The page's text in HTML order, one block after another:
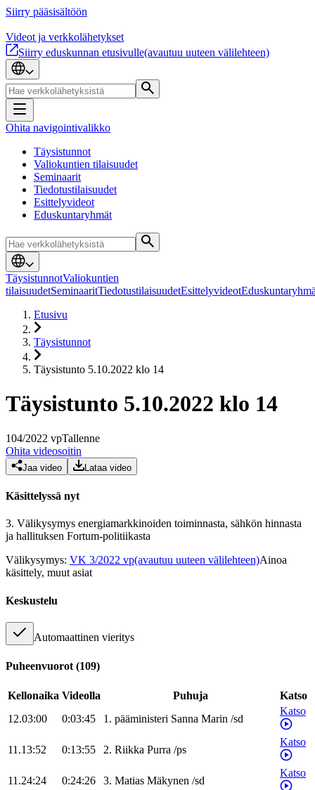
Siirry pääsisältöön
Videot ja verkkolähetykset
Siirry eduskunnan etusivulle(avautuu uuteen välilehteen)
Ohita navigointivalikko
Täysistunnot
Valiokuntien tilaisuudet
Seminaarit
Tiedotustilaisuudet
Esittelyvideot
Eduskuntaryhmät
TäysistunnotValiokuntien
tilaisuudetSeminaaritTiedotustilaisuudetEsittelyvideot
Etusivu
Täysistunnot
Täysistunto 5.10.2022 klo 14
Täysistunto 5.10.2022 klo 14
104/2022 vpTallenne
Ohita videosoitin
Jaa video Lataa video
Käsittelyssä nyt
3. Välikysymys energiamarkkinoiden toiminnasta, sähkön hinnasta
ja hallituksen Fortum-politiikasta
Välikysymys: VK 3/2022 vp(avautuu uuteen välilehteen)Ainoa
käsittely, muut asiat
Keskustelu
Automaattinen vieritys
Puheenvuorot (109)
Kellonaika Videolla Puhuja
Katso
12.03:00
0:03:45 1. pääministeri Sanna Marin /sd
Katso
11.13:52 0:13:55 2. Riikka Purra /ps
Katso
11.24:24 0:24:26 3. Matias Mäkynen /sd
Katso